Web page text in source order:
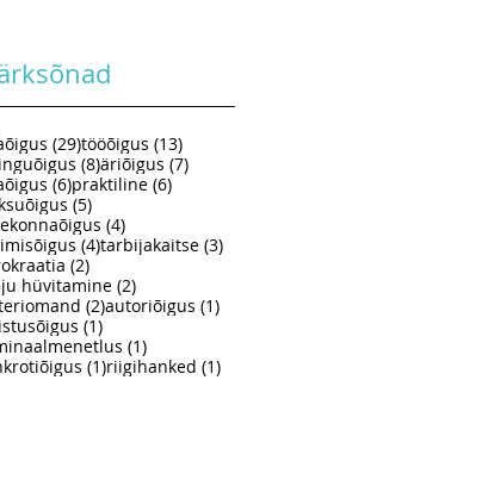
(29)29 posts
tööõigus (13)13 posts
(8)8 posts
äriõigus (7)7 posts
(6)6 posts
praktiline (6)6 posts
(5)5 posts
(4)4 posts
(4)4 posts
tarbijakaitse (3)3 posts
(2)2 posts
hüvitamine (2)2 posts
(2)2 posts
autoriõigus (1)1 post
(1)1 post
(1)1 post
(1)1 post
riigihanked (1)1 post